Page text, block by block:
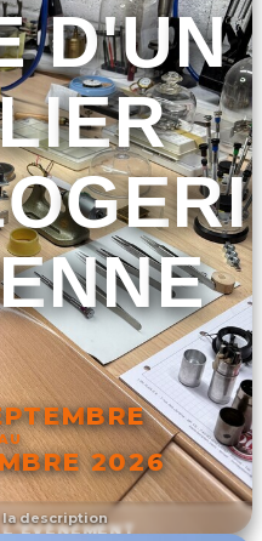
la description
D'UN
2026